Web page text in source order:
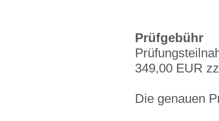
Prüfgebühr
349,00 EUR
Die genauen